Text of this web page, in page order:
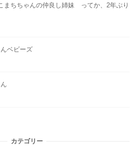
まちちゃんの仲良し姉妹 ってか、2年ぶり
ベビーズ
カテゴリー